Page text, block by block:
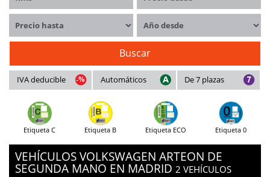
Precio hasta Año desde
Buscar
IVA deducible Automáticos De 7 plazas
Etiqueta C Etiqueta B Etiqueta ECO Etiqueta 0
VEHÍCULOS VOLKSWAGEN ARTEON DE
SEGUNDA MANO EN MADRID 2 VEHÍCULOS